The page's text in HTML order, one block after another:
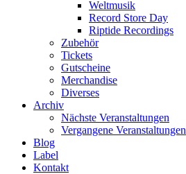
Weltmusik
Record Store Day
Riptide Recordings
Zubehör
Tickets
Gutscheine
Merchandise
Diverses
Archiv
Nächste Veranstaltungen
Vergangene Veranstaltungen
Blog
Label
Kontakt